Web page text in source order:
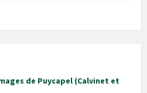
de Puycapel (Calvinet et